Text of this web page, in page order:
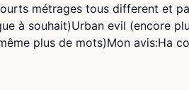
métrages tous different et
à souhait)Urban evil (encore
plus de mots)Mon avis:Ha